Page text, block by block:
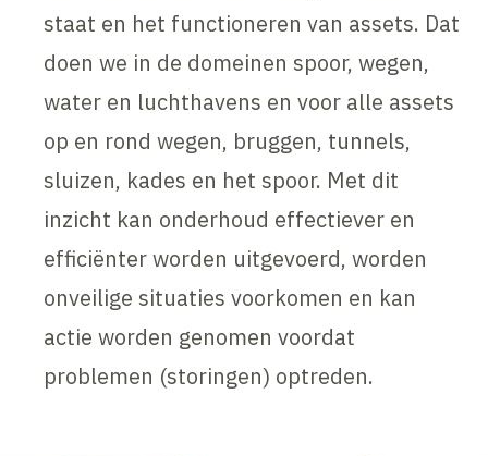
staat en het functioneren van assets. Dat
doen we in de domeinen spoor, wegen,
water en luchthavens en voor alle assets
op en rond wegen, bruggen, tunnels,
sluizen, kades en het spoor. Met dit
inzicht kan onderhoud effectiever en
efficiënter worden uitgevoerd, worden
onveilige situaties voorkomen en kan
actie worden genomen voordat
problemen (storingen) optreden.